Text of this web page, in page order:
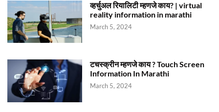
व्हर्चुअल रियालिटी म्हणजे काय? | virtual
reality information in marathi
March 5, 2024
टचस्क्रीन म्हणजे काय ? Touch Screen
Information In Marathi
March 5, 2024